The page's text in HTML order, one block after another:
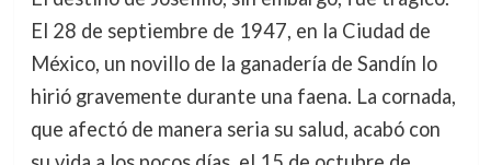
El 28 de septiembre de 1947, en la Ciudad de
México, un novillo de la ganadería de Sandín lo
hirió gravemente durante una faena. La cornada,
que afectó de manera seria su salud, acabó con